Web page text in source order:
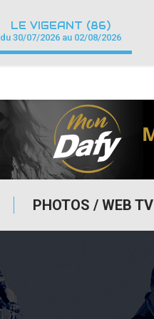
PHOTOS / WEB TV
LE VIGEANT (86)
du 30/07/2026 au 02/08/2026